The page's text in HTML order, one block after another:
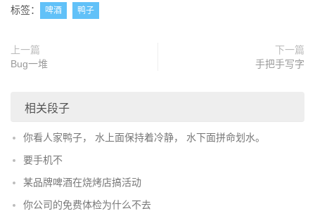
标签： 啤酒 鸭子
上一篇
Bug一堆
下一篇
手把手写字
相关段子
你看人家鸭子， 水上面保持着冷静， 水下面拼命划水。
要手机不
某品牌啤酒在烧烤店搞活动
你公司的免费体检为什么不去